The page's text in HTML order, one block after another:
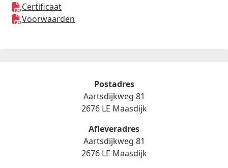
Certificaat
Voorwaarden
Postadres
Aartsdijkweg 81
2676 LE Maasdijk
Afleveradres
Aartsdijkweg 81
2676 LE Maasdijk